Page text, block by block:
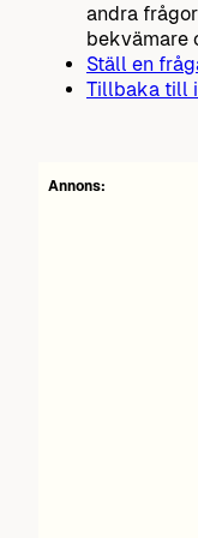
andra
bekvämare
Ställ en
Tillbaka till
Annons: